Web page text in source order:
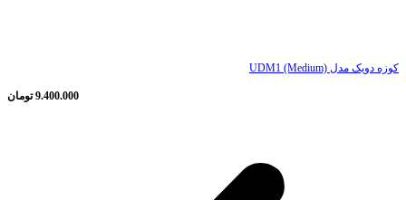
کوزه دویک مدل UDM1 (Medium)
9.400.000 تومان